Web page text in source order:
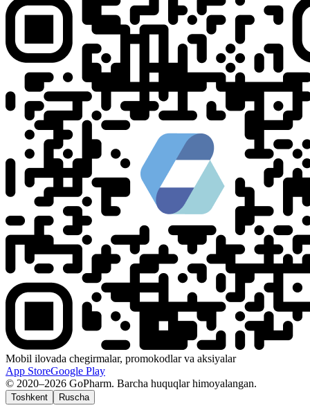
Mobil ilovada chegirmalar, promokodlar va aksiyalar
App StoreGoogle Play
© 2020–2026 GoPharm. Barcha huquqlar himoyalangan.
Toshkent Ruscha